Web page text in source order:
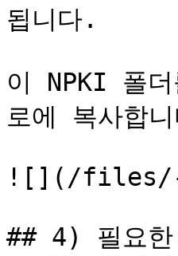
됩니다.
이 NPKI 폴
로에 복사합
![](/files/-
## 4) 필요한